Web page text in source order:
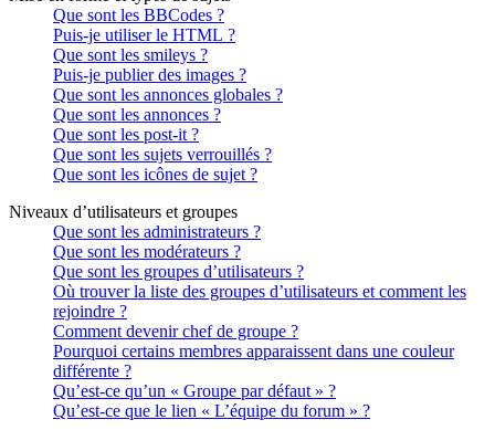
Que sont les BBCodes ?
Puis-je utiliser le HTML ?
Que sont les smileys ?
Puis-je publier des images ?
Que sont les annonces globales ?
Que sont les annonces ?
Que sont les post-it ?
Que sont les sujets verrouillés ?
Que sont les icônes de sujet ?
Niveaux d’utilisateurs et groupes
Que sont les administrateurs ?
Que sont les modérateurs ?
Que sont les groupes d’utilisateurs ?
Où trouver la liste des groupes d’utilisateurs et comment les
rejoindre ?
Comment devenir chef de groupe ?
Pourquoi certains membres apparaissent dans une couleur
différente ?
Qu’est-ce qu’un « Groupe par défaut » ?
Qu’est-ce que le lien « L’équipe du forum » ?